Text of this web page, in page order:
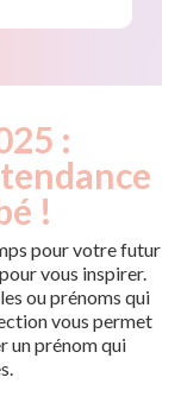
:
!
pour votre futur
vous inspirer.
ou prénoms qui
vous permet
un prénom qui